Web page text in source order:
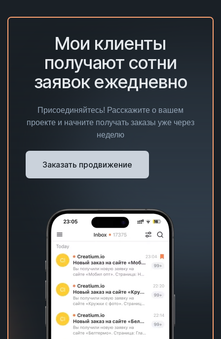
Мои клиенты
получают сотни
заявок ежедневно
Присоединяйтесь! Расскажите о вашем
проекте и начните получать заказы уже через
неделю
Заказать продвижение